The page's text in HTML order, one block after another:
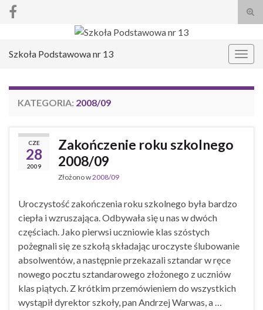
Search for:
Szkoła Podstawowa nr 13
KATEGORIA: 2008/09
CZE
28
2009
Zakończenie roku szkolnego
2008/09
Złożono w2008/09
Uroczystość zakończenia roku szkolnego była bardzo
ciepła i wzruszająca. Odbywała się u nas w dwóch
częściach. Jako pierwsi uczniowie klas szóstych
pożegnali się ze szkołą składając uroczyste ślubowanie
absolwentów, a następnie przekazali sztandar w ręce
nowego pocztu sztandarowego złożonego z uczniów
klas piątych. Z krótkim przemówieniem do wszystkich
wystąpił dyrektor szkoły, pan Andrzej Warwas, a …